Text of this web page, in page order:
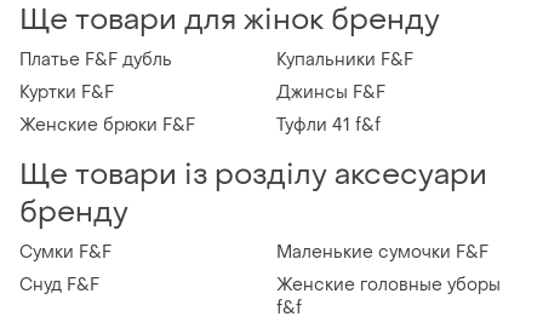
Ще товари для жінок бренду
Платье F&F дубль
Купальники F&F
Куртки F&F
Джинсы F&F
Женские брюки F&F
Туфли 41 f&f
Ще товари із розділу аксесуари
бренду
Сумки F&F
Маленькие сумочки F&F
Снуд F&F
Женские головные уборы
f&f